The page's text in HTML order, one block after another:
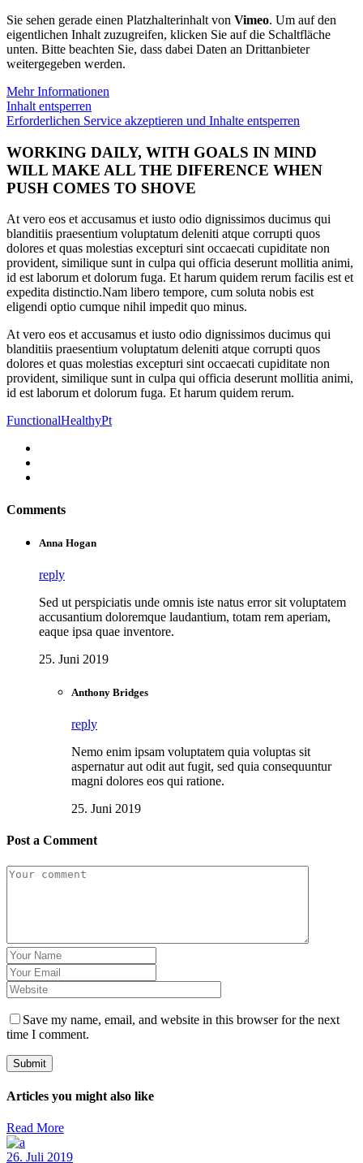
Sie sehen gerade einen Platzhalterinhalt von Vimeo. Um auf den
eigentlichen Inhalt zuzugreifen, klicken Sie auf die Schaltfläche
unten. Bitte beachten Sie, dass dabei Daten an Drittanbieter
weitergegeben werden.
Mehr Informationen
Inhalt entsperren
Erforderlichen Service akzeptieren und Inhalte entsperren
WORKING DAILY, WITH GOALS IN MIND
WILL MAKE ALL THE DIFERENCE WHEN
PUSH COMES TO SHOVE
At vero eos et accusamus et iusto odio dignissimos ducimus qui
blanditiis praesentium voluptatum deleniti atque corrupti quos
dolores et quas molestias excepturi sint occaecati cupiditate non
provident, similique sunt in culpa qui officia deserunt mollitia animi,
id est laborum et dolorum fuga. Et harum quidem rerum facilis est et
expedita distinctio.Nam libero tempore, cum soluta nobis est
eligendi optio cumque nihil impedit quo minus.
At vero eos et accusamus et iusto odio dignissimos ducimus qui
blanditiis praesentium voluptatum deleniti atque corrupti quos
dolores et quas molestias excepturi sint occaecati cupiditate non
provident, similique sunt in culpa qui officia deserunt mollitia animi,
id est laborum et dolorum fuga. Et harum quidem rerum.
FunctionalHealthyPt
Comments
Anna Hogan
reply
Sed ut perspiciatis unde omnis iste natus error sit voluptatem
accusantium doloremque laudantium, totam rem aperiam,
eaque ipsa quae inventore.
25. Juni 2019
Anthony Bridges
reply
Nemo enim ipsam voluptatem quia voluptas sit
aspernatur aut odit aut fugit, sed quia consequuntur
magni dolores eos qui ratione.
25. Juni 2019
Post a Comment
Save my name, email, and website in this browser for the next
time I comment.
Submit
Articles you might also like
Read More
26. Juli 2019